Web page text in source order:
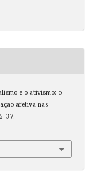
e o ativismo: o
afetiva nas